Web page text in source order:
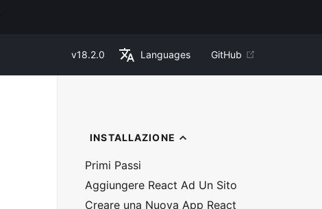
v18.2.0 Languages GitHub
INSTALLAZIONE
Primi Passi
Aggiungere React Ad Un Sito
Creare una Nuova App React